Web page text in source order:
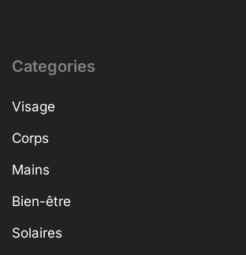
Categories
Visage
Corps
Mains
Bien-être
Solaires